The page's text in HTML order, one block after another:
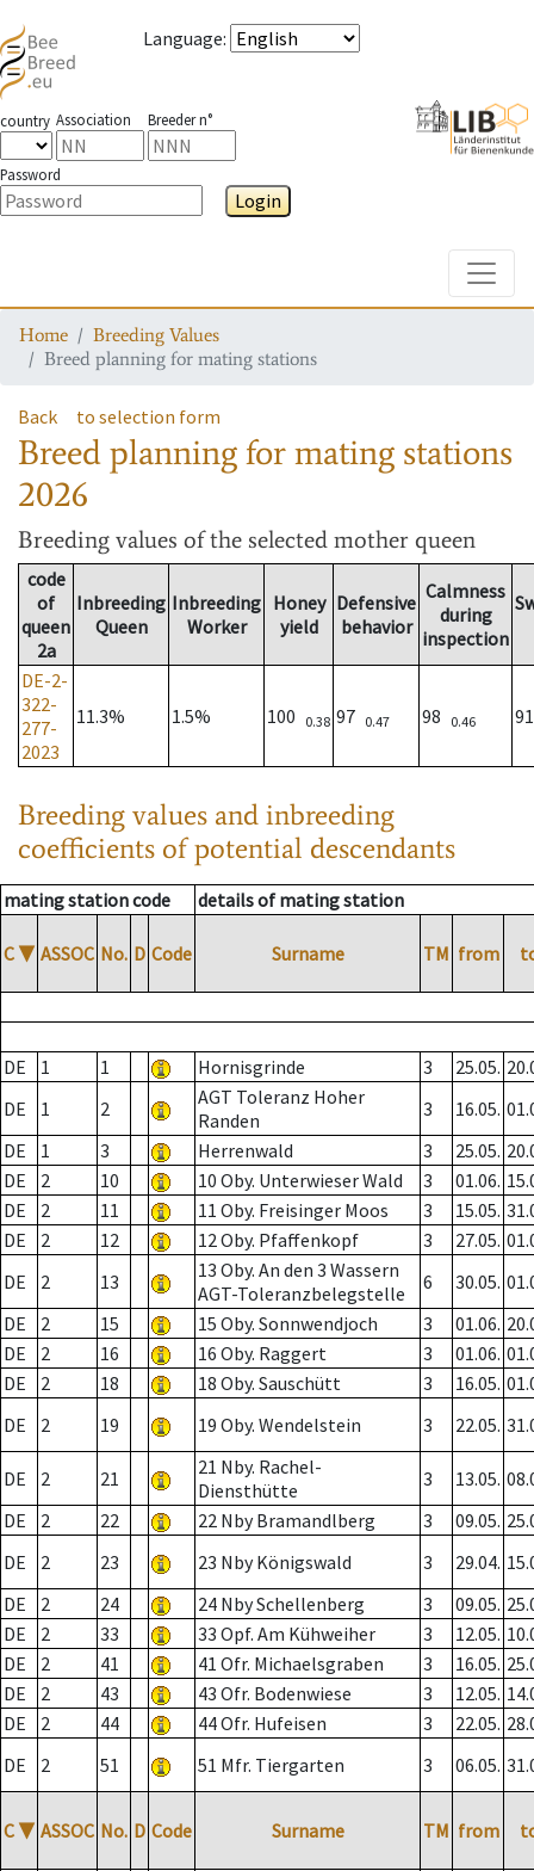
Language:
country Association Breeder n°
Password
Login
Home
Breeding Values
Breed planning for mating stations
Back to selection form
Breed planning for mating stations
2026
Breeding values of the selected mother queen
code
of
queen
2a
Inbreeding
Queen
Inbreeding
Worker
Honey
yield
Defensive
behavior
Calmness
during
inspection
DE-2-
322-
277-
2023
11.3% 1.5% 100 0.38 97 0.47 98 0.46
Breeding values and inbreeding
coefficients of potential descendants
mating station code details of mating station
C ▼ ASSOC No. D Code Surname TM from
DE 1 1 Hornisgrinde 3 25.05.
DE
1 2
AGT Toleranz Hoher
Randen
3 16.05.
DE
1 3 Herrenwald 3 25.05.
DE
2 10 10 Oby. Unterwieser Wald 3 01.06.
DE
2 11 11 Oby. Freisinger Moos 3 15.05.
DE
2 12 12 Oby. Pfaffenkopf 3 27.05.
DE
2 13
13 Oby. An den 3 Wassern
AGT-Toleranzbelegstelle
6 30.05.
DE
2 15 15 Oby. Sonnwendjoch 3 01.06.
DE
2 16 16 Oby. Raggert 3 01.06.
DE
2 18 18 Oby. Sauschütt 3 16.05.
DE
2 19 19 Oby. Wendelstein 3 22.05.
DE 2 21
21 Nby. Rachel-
Diensthütte
3 13.05.
DE
2 22 22 Nby Bramandlberg 3 09.05.
DE
2 23 23 Nby Königswald 3 29.04.
DE
2 24 24 Nby Schellenberg 3 09.05.
DE
2 33 33 Opf. Am Kühweiher 3 12.05.
DE
2 41 41 Ofr. Michaelsgraben 3 16.05.
DE
2 43 43 Ofr. Bodenwiese 3 12.05.
DE
2 44 44 Ofr. Hufeisen 3 22.05.
DE
2 51 51 Mfr. Tiergarten 3 06.05.
C ▼ ASSOC No. D Code Surname TM from